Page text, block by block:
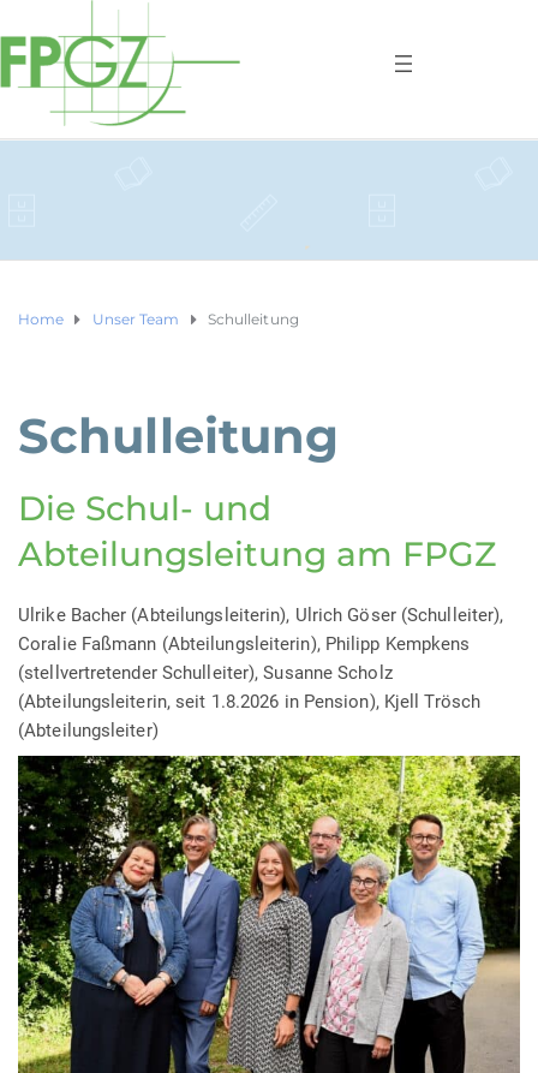
Home Unser Team Schulleitung
Schulleitung
Die Schul- und
Abteilungsleitung am FPGZ
Ulrike Bacher (Abteilungsleiterin), Ulrich Göser (Schulleiter),
Coralie Faßmann (Abteilungsleiterin), Philipp Kempkens
(stellvertretender Schulleiter), Susanne Scholz
(Abteilungsleiterin, seit 1.8.2026 in Pension), Kjell Trösch
(Abteilungsleiter)